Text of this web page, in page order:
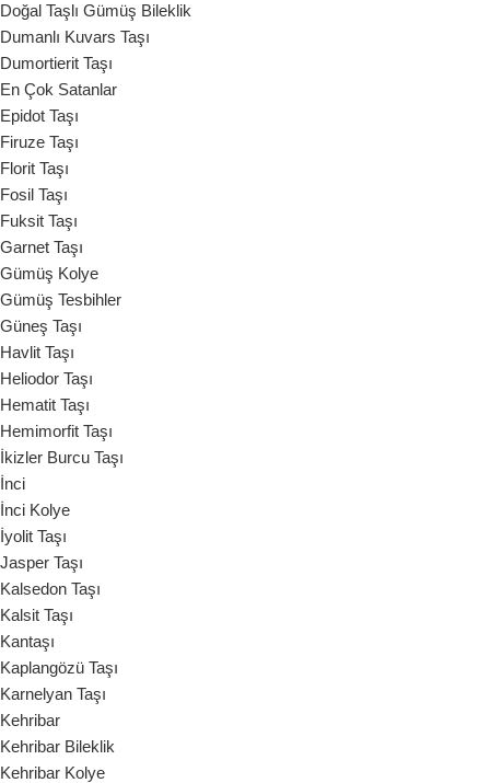
Doğal Taşlı Gümüş Bileklik
Dumanlı Kuvars Taşı
Dumortierit Taşı
En Çok Satanlar
Epidot Taşı
Firuze Taşı
Florit Taşı
Fosil Taşı
Fuksit Taşı
Garnet Taşı
Gümüş Kolye
Gümüş Tesbihler
Güneş Taşı
Havlit Taşı
Heliodor Taşı
Hematit Taşı
Hemimorfit Taşı
İkizler Burcu Taşı
İnci
İnci Kolye
İyolit Taşı
Jasper Taşı
Kalsedon Taşı
Kalsit Taşı
Kantaşı
Kaplangözü Taşı
Karnelyan Taşı
Kehribar
Kehribar Bileklik
Kehribar Kolye